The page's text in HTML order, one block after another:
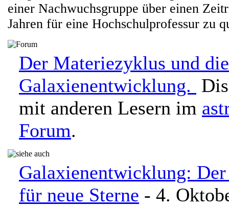
einer Nachwuchsgruppe über einen
Jahren für eine Hochschulprofessur zu
Der Materiezyklus und die
Galaxienentwicklung.
mit anderen Lesern im
Forum.
Galaxienentwicklung:
für neue Sterne - 4.